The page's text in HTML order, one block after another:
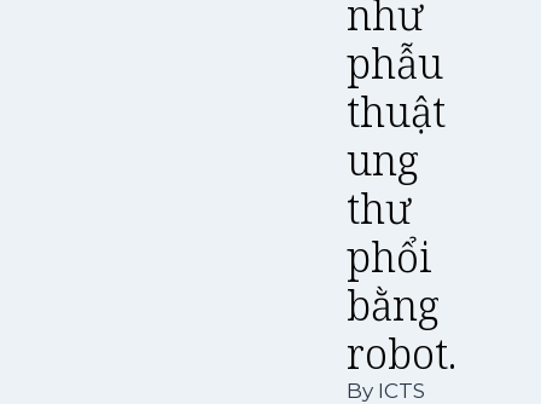
như
phẫu
thuật
ung
thư
phổi
bằng
robot.
By ICTS